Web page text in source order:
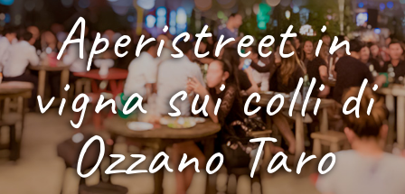
Aperistreet in
vigna sui colli di
Ozzano Taro